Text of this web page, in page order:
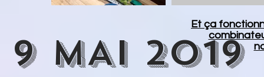
Et ça
9 MAI 2019